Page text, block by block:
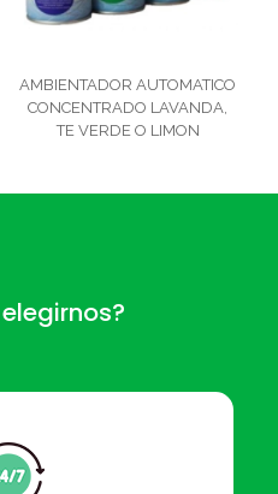
AMBIENTADOR AUTOMATICO
CONCENTRADO LAVANDA,
TE VERDE O LIMON